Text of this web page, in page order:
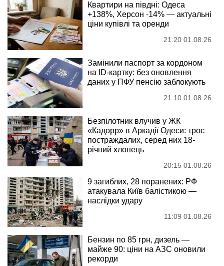
Квартири на півдні: Одеса
+138%, Херсон -14% — актуальні
ціни купівлі та оренди
21:20 01.08.26
Замінили паспорт за кордоном
на ID-картку: без оновлення
даних у ПФУ пенсію заблокують
21:10 01.08.26
Безпілотник влучив у ЖК
«Кадорр» в Аркадії Одеси: троє
постраждалих, серед них 18-
річний хлопець
20:15 01.08.26
9 загиблих, 28 поранених: РФ
атакувала Київ балістикою —
наслідки удару
11:09 01.08.26
Бензин по 85 грн, дизель —
майже 90: ціни на АЗС оновили
рекорди